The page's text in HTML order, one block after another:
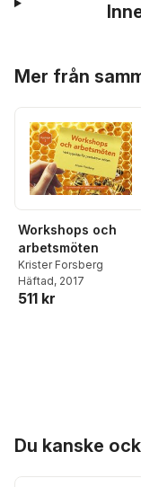
Mer från
Workshops och
arbetsmöten
Krister Forsberg
Häftad, 2017
511 kr
Du kanske